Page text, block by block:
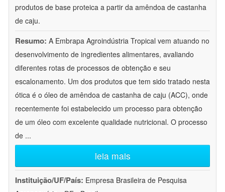
produtos de base proteica a partir da amêndoa de castanha
de caju.
Resumo: A Embrapa Agroindústria Tropical vem atuando no
desenvolvimento de ingredientes alimentares, avaliando
diferentes rotas de processos de obtenção e seu
escalonamento. Um dos produtos que tem sido tratado nesta
ótica é o óleo de amêndoa de castanha de caju (ACC), onde
recentemente foi estabelecido um processo para obtenção
de um óleo com excelente qualidade nutricional. O processo
de ...
leia mais
Instituição/UF/País: Empresa Brasileira de Pesquisa